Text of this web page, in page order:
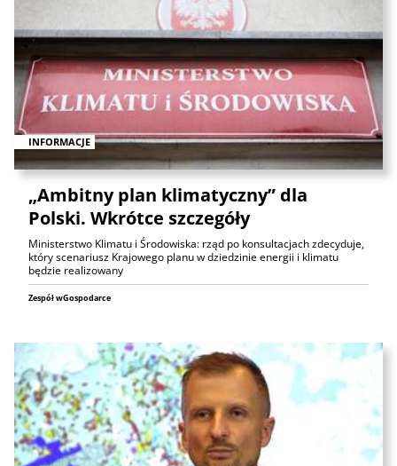
INFORMACJE
„Ambitny plan klimatyczny” dla
Polski. Wkrótce szczegóły
Ministerstwo Klimatu i Środowiska: rząd po konsultacjach zdecyduje,
który scenariusz Krajowego planu w dziedzinie energii i klimatu
będzie realizowany
Zespół wGospodarce